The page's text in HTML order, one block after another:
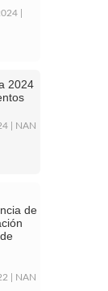
|
2024
| NAN
de
| NAN